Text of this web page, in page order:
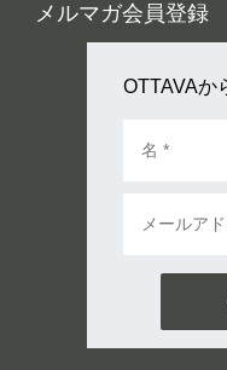
メルマガ会員登録
OTTAVAか